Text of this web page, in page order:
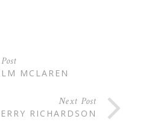
MCLAREN
Next Post
RICHARDSON